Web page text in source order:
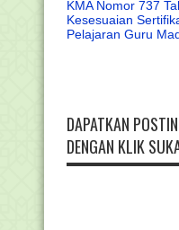
KMA Nomor 737
Kesesuaian
Pelajaran Guru
DAPATKAN
DENGAN KLIK